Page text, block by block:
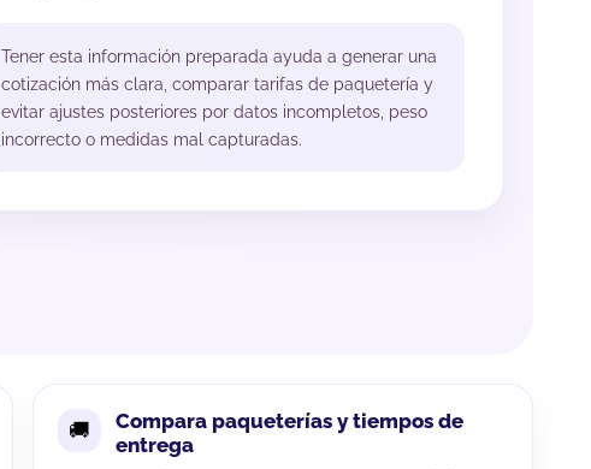
Tener esta información preparada ayuda a generar una
cotización más clara, comparar tarifas de paquetería y
evitar ajustes posteriores por datos incompletos, peso
incorrecto o medidas mal capturadas.
Compara paqueterías y tiempos de
entrega